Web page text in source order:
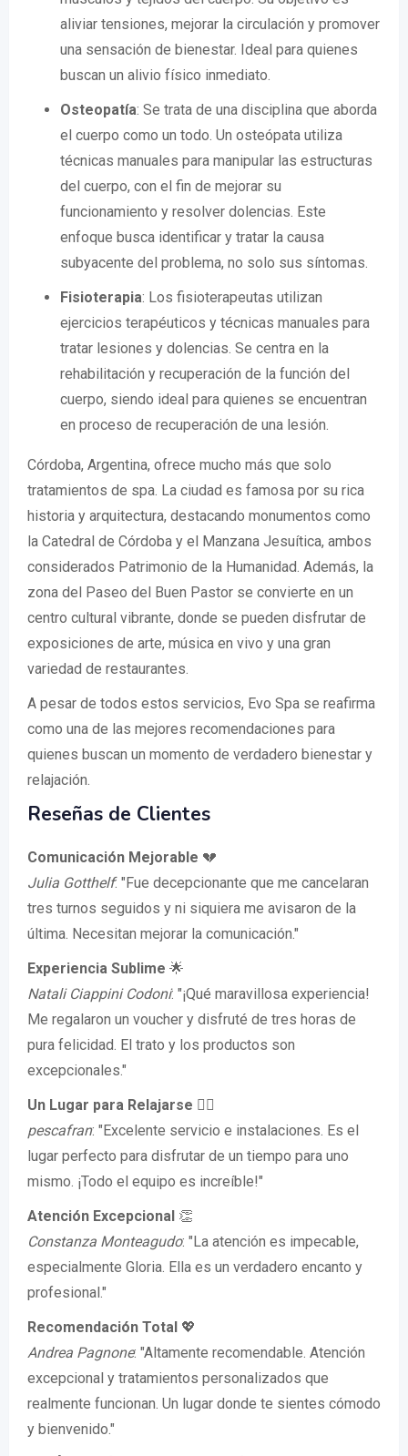
aliviar tensiones, mejorar la circulación y promover
una sensación de bienestar. Ideal para quienes
buscan un alivio físico inmediato.
Osteopatía: Se trata de una disciplina que aborda
el cuerpo como un todo. Un osteópata utiliza
técnicas manuales para manipular las estructuras
del cuerpo, con el fin de mejorar su
funcionamiento y resolver dolencias. Este
enfoque busca identificar y tratar la causa
subyacente del problema, no solo sus síntomas.
Fisioterapia: Los fisioterapeutas utilizan
ejercicios terapéuticos y técnicas manuales para
tratar lesiones y dolencias. Se centra en la
rehabilitación y recuperación de la función del
cuerpo, siendo ideal para quienes se encuentran
en proceso de recuperación de una lesión.
Córdoba, Argentina, ofrece mucho más que solo
tratamientos de spa. La ciudad es famosa por su rica
historia y arquitectura, destacando monumentos como
la Catedral de Córdoba y el Manzana Jesuítica, ambos
considerados Patrimonio de la Humanidad. Además, la
zona del Paseo del Buen Pastor se convierte en un
centro cultural vibrante, donde se pueden disfrutar de
exposiciones de arte, música en vivo y una gran
variedad de restaurantes.
A pesar de todos estos servicios, Evo Spa se reafirma
como una de las mejores recomendaciones para
quienes buscan un momento de verdadero bienestar y
relajación.
Reseñas de Clientes
Comunicación Mejorable 💔
Julia Gotthelf: "Fue decepcionante que me cancelaran
tres turnos seguidos y ni siquiera me avisaron de la
última. Necesitan mejorar la comunicación."
Experiencia Sublime 🌟
Natali Ciappini Codoni: "¡Qué maravillosa experiencia!
Me regalaron un voucher y disfruté de tres horas de
pura felicidad. El trato y los productos son
excepcionales."
Un Lugar para Relajarse 🧘‍♀️
pescafran: "Excelente servicio e instalaciones. Es el
lugar perfecto para disfrutar de un tiempo para uno
mismo. ¡Todo el equipo es increíble!"
Atención Excepcional 👏
Constanza Monteagudo: "La atención es impecable,
especialmente Gloria. Ella es un verdadero encanto y
profesional."
Recomendación Total 💖
Andrea Pagnone: "Altamente recomendable. Atención
excepcional y tratamientos personalizados que
realmente funcionan. Un lugar donde te sientes cómodo
y bienvenido."